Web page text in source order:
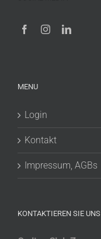
MENU
Login
Kontakt
Impressum, AGBs
KONTAKTIEREN SIE UNS